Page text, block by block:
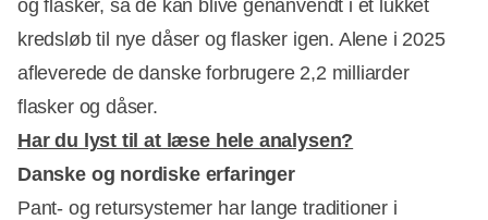
og flasker, så de kan blive genanvendt i et lukket
kredsløb til nye dåser og flasker igen. Alene i 2025
afleverede de danske forbrugere 2,2 milliarder
flasker og dåser.
Har du lyst til at læse hele analysen?
Danske og nordiske erfaringer
Pant- og retursystemer har lange traditioner i